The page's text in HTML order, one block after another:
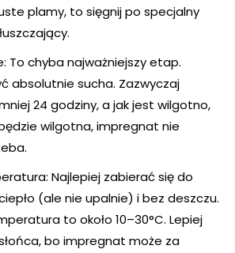
plamy, to sięgnij po specjalny
To chyba najważniejszy etap.
absolutnie sucha. Zazwyczaj
24 godziny, a jak jest wilgotno,
wilgotna, impregnat nie
Najlepiej zabierać się do
(ale nie upalnie) i bez deszczu.
to około 10–30°C. Lepiej
bo impregnat może za